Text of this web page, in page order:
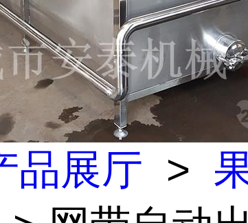
品展厅 >